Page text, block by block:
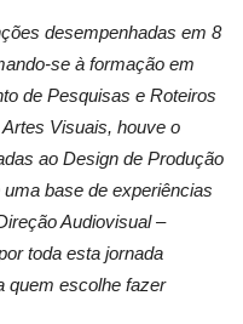
desempenhadas em 8
se à formação em
de Pesquisas e Roteiros
Visuais, houve o
ao Design de Produção
base de experiências
Audiovisual –
toda esta jornada
quem escolhe fazer